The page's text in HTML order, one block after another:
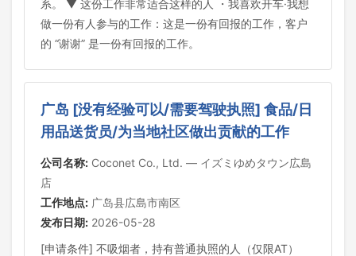
系。 ▼ 这份工作非常适合这样的人 ・我喜欢开车·我想
做一份有人参与的工作：这是一份有回报的工作，客户
的 “谢谢” 是一份有回报的工作。
广岛 [没有经验可以/需要驾驶执照] 食品/日
用品送货员/为当地社区做出贡献的工作
公司名称: Coconet Co., Ltd. — イズミゆめタウン広島
店
工作地点: 广岛县広島市南区
发布日期: 2026-05-28
[申请条件] 不吸烟者，持有普通执照的人（仅限AT）